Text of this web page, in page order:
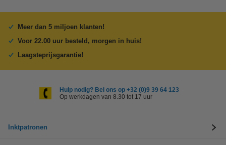
Meer dan 5 miljoen klanten!
Voor 22.00 uur besteld, morgen in huis!
Laagsteprijsgarantie!
Hulp nodig? Bel ons op +32 (0)9 39 64 123
Op werkdagen van 8.30 tot 17 uur
Inktpatronen